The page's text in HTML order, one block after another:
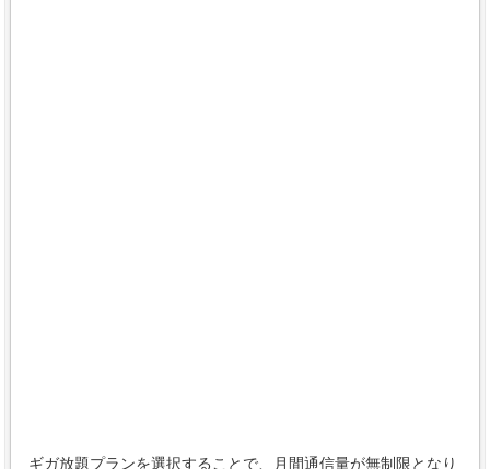
ギガ放題プランを選択することで、月間通信量が無制限となり